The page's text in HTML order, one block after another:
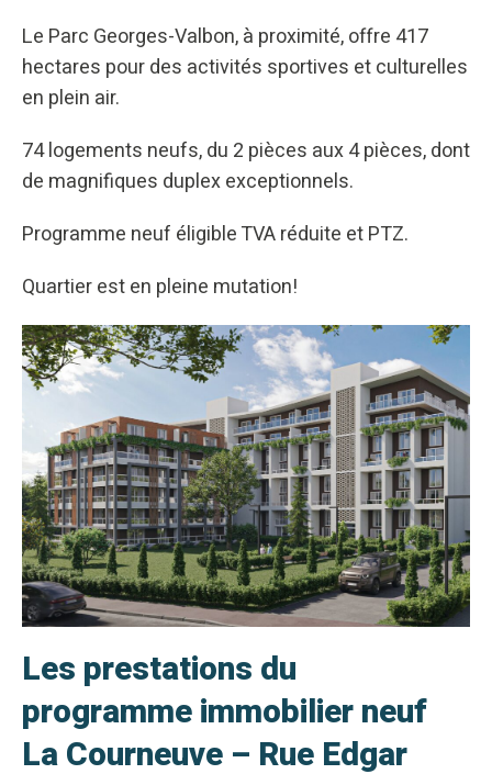
Le Parc Georges-Valbon, à proximité, offre 417
hectares pour des activités sportives et culturelles
en plein air.
74 logements neufs, du 2 pièces aux 4 pièces, dont
de magnifiques duplex exceptionnels.
Programme neuf éligible TVA réduite et PTZ.
Quartier est en pleine mutation!
Les prestations du
programme immobilier neuf
La Courneuve – Rue Edgar